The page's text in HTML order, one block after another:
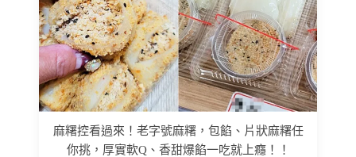
麻糬控看過來！老字號麻糬，包餡、片狀麻糬任
你挑，厚實軟Q、香甜爆餡一吃就上癮！！